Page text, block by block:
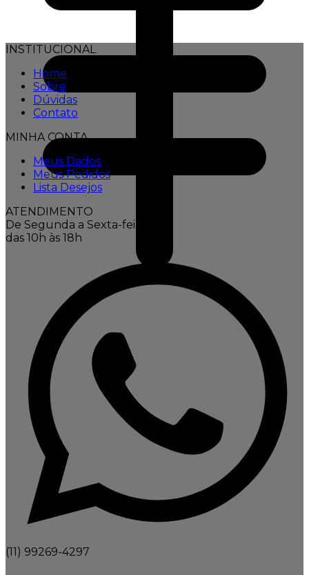
INSTITUCIONAL
Home
Sobre
Dúvidas
Contato
MINHA CONTA
Meus Dados
Meus Pedidos
Lista Desejos
ATENDIMENTO
De Segunda a Sexta-feira,
das 10h às 18h
(11) 99269-4297